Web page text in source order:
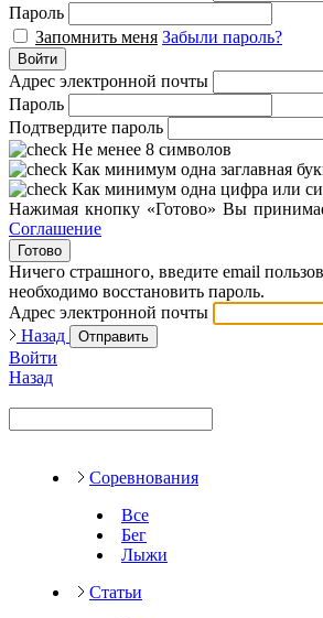
Пароль
Запомнить меня Забыли пароль?
Войти
Адрес электронной почты
Пароль
Подтвердите пароль
Не менее 8 символов
Как минимум одна заглавная
Как минимум одна цифра или
Нажимая кнопку «Готово» Вы
Соглашение
Готово
Ничего страшного, введите email
необходимо восстановить пароль.
Адрес электронной почты
Назад
Отправить
Войти
Назад
Соревнования
Все
Бег
Лыжи
Статьи